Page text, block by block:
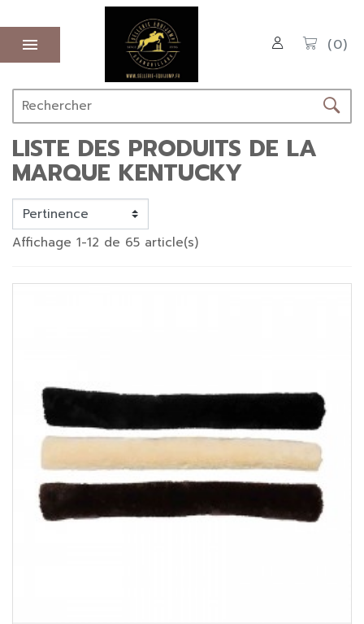
 (0)
LISTE DES PRODUITS DE LA
MARQUE KENTUCKY
Affichage 1-12 de 65 article(s)